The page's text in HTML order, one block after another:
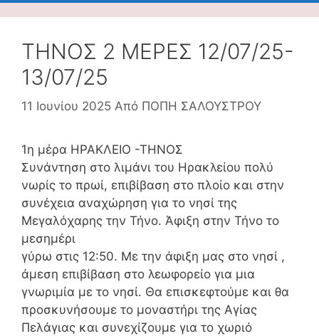
TΗΝΟΣ 2 ΜΕΡΕΣ 12/07/25-
13/07/25
11 Ιουνίου 2025 Από ΠΟΠΗ ΣΑΛΟΥΣΤΡΟΥ
1η μέρα ΗΡΑΚΛΕΙΟ -ΤΗΝΟΣ
Συνάντηση στο λιμάνι του Ηρακλείου πολύ
νωρίς το πρωί, επιβίβαση στο πλοίο και στην
συνέχεια αναχώρηση για το νησί της
Μεγαλόχαρης την Τήνο. Άφιξη στην Τήνο το
μεσημέρι
γύρω στις 12:50. Με την άφιξη μας στο νησί ,
άμεση επιβίβαση στο λεωφορείο για μια
γνωριμία με το νησί. Θα επισκεφτούμε και θα
προσκυνήσουμε το μοναστήρι της Αγίας
Πελάγιας και συνεχίζουμε για το χωριό